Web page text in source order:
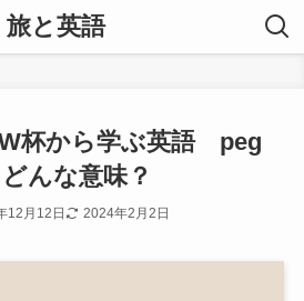
旅と英語
杯から学ぶ英語 peg
んな意味？
12月12日 2024年2月2日